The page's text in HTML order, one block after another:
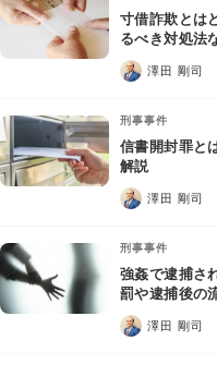
寸借詐欺とは
るべき対処法
澤田 剛司
刑事事件
信書開封罪と
解説
澤田 剛司
刑事事件
強姦で逮捕さ
罰や逮捕後の
澤田 剛司